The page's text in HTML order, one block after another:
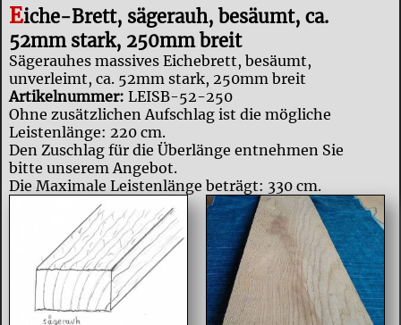
Eiche-Brett, sägerauh, besäumt, ca.
52mm stark, 250mm breit
Sägerauhes massives Eichebrett, besäumt,
unverleimt, ca. 52mm stark, 250mm breit
Artikelnummer: LEISB-52-250
Ohne zusätzlichen Aufschlag ist die mögliche
Leistenlänge: 220 cm.
Den Zuschlag für die Überlänge entnehmen Sie
bitte unserem Angebot.
Die Maximale Leistenlänge beträgt: 330 cm.